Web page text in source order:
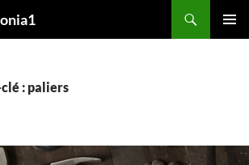
: paliers